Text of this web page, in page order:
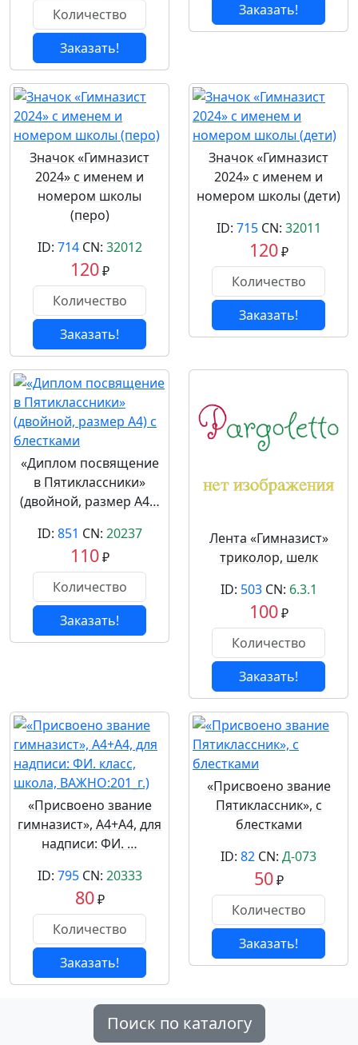
Заказать!
Заказать!
Значок «Гимназист
2024» с именем и
номером школы
(перо)
ID: 714CN: 32012
120₽
Заказать!
Значок «Гимназист
2024» с именем и
номером школы (дети)
ID: 715CN: 32011
120₽
Заказать!
«Диплом посвящение
в Пятиклассники»
(двойной, размер А4…
ID: 851 CN: 20237
110₽
Заказать!
Лента «Гимназист»
триколор, шелк
ID: 503CN: 6.3.1
100₽
Заказать!
«Присвоено звание
гимназист», A4+A4, для
надписи: ФИ. …
ID: 795CN: 20333
80₽
Заказать!
«Присвоено звание
Пятиклассник», с
блестками
ID: 82 CN: Д-073
50₽
Заказать!
Поиск по каталогу